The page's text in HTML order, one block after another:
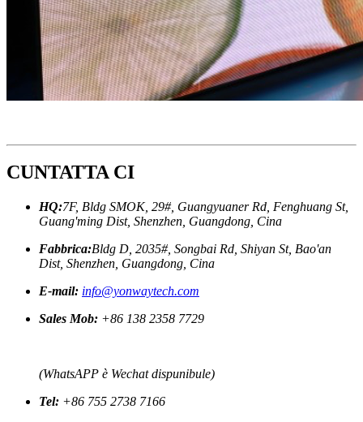
CUNTATTA CI
HQ:7F, Bldg SMOK, 29#, Guangyuaner Rd, Fenghuang St,
Guang'ming Dist, Shenzhen, Guangdong, Cina
Fabbrica:Bldg D, 2035#, Songbai Rd, Shiyan St, Bao'an
Dist, Shenzhen, Guangdong, Cina
E-mail: info@yonwaytech.com
Sales Mob: +86 138 2358 7729
(WhatsAPP è Wechat dispunibule)
Tel: +86 755 2738 7166